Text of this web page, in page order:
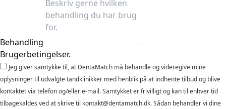
Behandling
Brugerbetingelser.
Jeg giver samtykke til, at DentaMatch må behandle og videregive mine
oplysninger til udvalgte tandklinikker med henblik på at indhente tilbud og blive
kontaktet via telefon og/eller e-mail. Samtykket er frivilligt og kan til enhver tid
tilbagekaldes ved at skrive til kontakt@dentamatch.dk. Sådan behandler vi dine